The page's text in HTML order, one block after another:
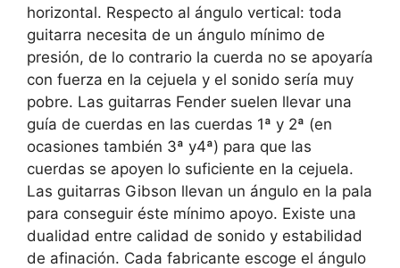
horizontal. Respecto al ángulo vertical: toda
guitarra necesita de un ángulo mínimo de
presión, de lo contrario la cuerda no se apoyaría
con fuerza en la cejuela y el sonido sería muy
pobre. Las guitarras Fender suelen llevar una
guía de cuerdas en las cuerdas 1ª y 2ª (en
ocasiones también 3ª y4ª) para que las
cuerdas se apoyen lo suficiente en la cejuela.
Las guitarras Gibson llevan un ángulo en la pala
para conseguir éste mínimo apoyo. Existe una
dualidad entre calidad de sonido y estabilidad
de afinación. Cada fabricante escoge el ángulo